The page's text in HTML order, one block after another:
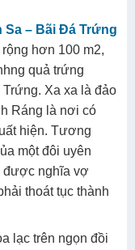
Sa – Bãi Đá Trứng
hơn 100 m2,
quả trứng
Xa xa là đảo
Ráng là nơi có
hiện. Tương
một đôi uyên
được nghĩa vợ
thoát tục thành
lạc trên ngọn đồi